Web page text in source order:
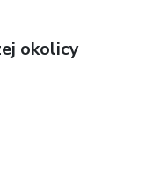
okolicy